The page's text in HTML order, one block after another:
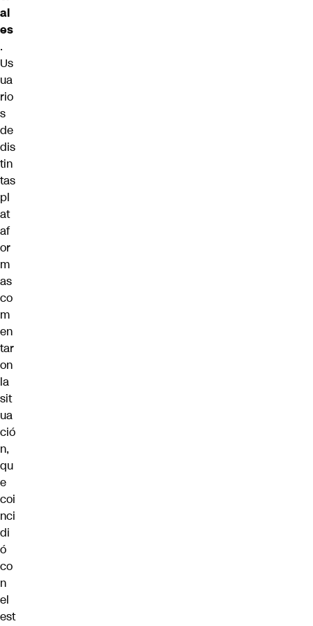
al
es
.
Us
ua
rio
s
de
dis
tin
tas
pl
at
af
or
m
as
co
m
en
tar
on
la
sit
ua
ció
n,
qu
e
coi
nci
di
ó
co
n
el
est